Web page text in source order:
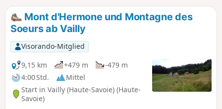
Mont d'Hermone und Montagne des
Soeurs ab Vailly
Visorando-Mitglied
9,15 km
+479 m
-479 m
4:00 Std.
Mittel
Start in Vailly (Haute-Savoie) (Haute-
Savoie)